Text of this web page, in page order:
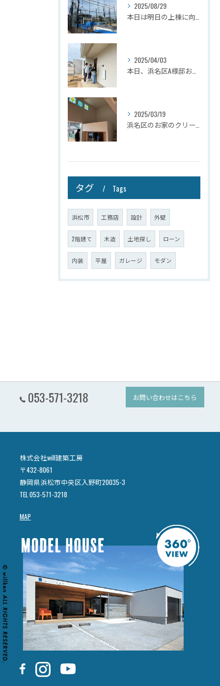
2025/08/29
2025/04/03
2025/03/19
タグ Tags
浜松市 工務店 設計 外壁
2階建て 木造 土地探し ローン
内装 平屋 ガレージ モダン
053-571-3218 お問い合わせはこちら
株式会社will建築工房
〒432-8061
静岡県浜松市中央区入野町20035-3
TEL 053-571-3218
MAP